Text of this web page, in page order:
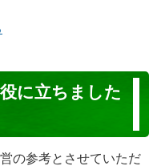
に立ちました
の参考とさせていただ